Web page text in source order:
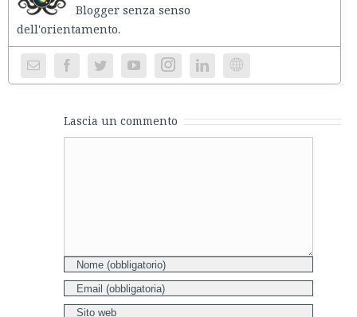
Blogger senza senso
Instagram Website
Lascia un commento